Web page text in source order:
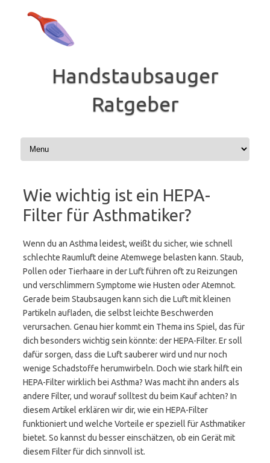
Inhalt
springen
Handstaubsauger
Ratgeber
Wie wichtig ist ein HEPA-
Filter für Asthmatiker?
Wenn du an Asthma leidest, weißt du sicher, wie schnell
schlechte Raumluft deine Atemwege belasten kann. Staub,
Pollen oder Tierhaare in der Luft führen oft zu Reizungen
und verschlimmern Symptome wie Husten oder Atemnot.
Gerade beim Staubsaugen kann sich die Luft mit kleinen
Partikeln aufladen, die selbst leichte Beschwerden
verursachen. Genau hier kommt ein Thema ins Spiel, das für
dich besonders wichtig sein könnte: der HEPA-Filter. Er soll
dafür sorgen, dass die Luft sauberer wird und nur noch
wenige Schadstoffe herumwirbeln. Doch wie stark hilft ein
HEPA-Filter wirklich bei Asthma? Was macht ihn anders als
andere Filter, und worauf solltest du beim Kauf achten? In
diesem Artikel erklären wir dir, wie ein HEPA-Filter
funktioniert und welche Vorteile er speziell für Asthmatiker
bietet. So kannst du besser einschätzen, ob ein Gerät mit
diesem Filter für dich sinnvoll ist.